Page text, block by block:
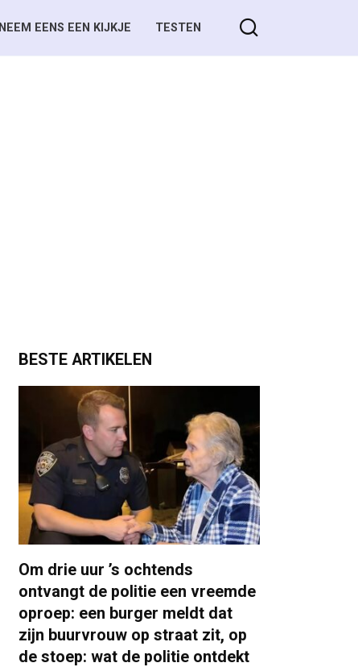
NEEM EENS EEN KIJKJE TESTEN
BESTE ARTIKELEN
Om drie uur ’s ochtends
ontvangt de politie een vreemde
oproep: een burger meldt dat
zijn buurvrouw op straat zit, op
de stoep: wat de politie ontdekt